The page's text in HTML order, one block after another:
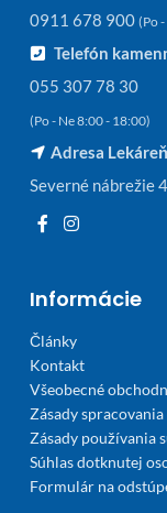
0911 678 900 (Po
Telefón
055 307 78 30
(Po - Ne 8:00 - 18:00)
Adresa
Severné nábrežie
Informácie
Články
Kontakt
Všeobecné
Zásady
Zásady používania
Súhlas dotknutej
Formulár na